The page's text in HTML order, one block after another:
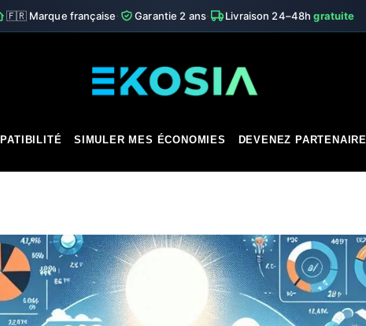
🇫🇷 Marque française· Garantie 2 ans· Livraison 24–48hgratuite
SIMULER MES ÉCONOMIES DEVENEZ PARTENAIRE